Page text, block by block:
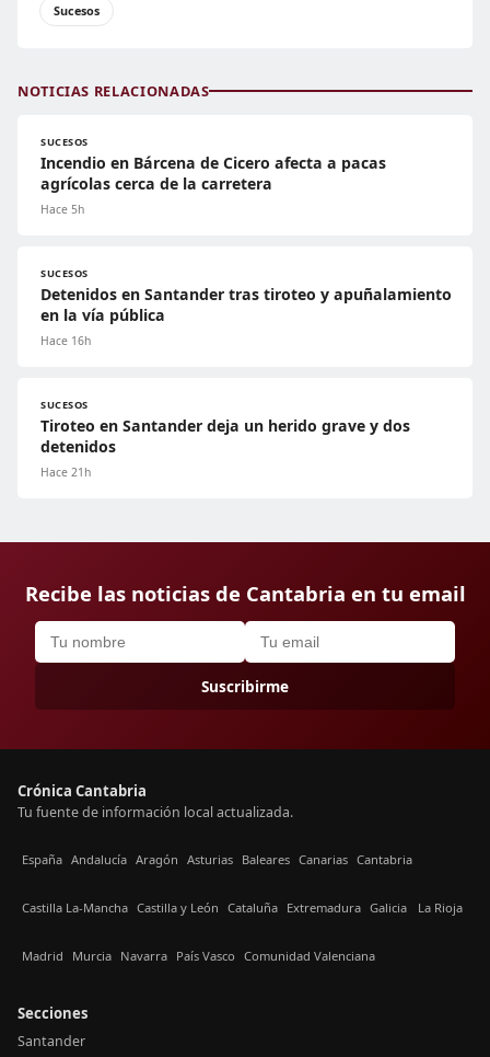
Sucesos
NOTICIAS RELACIONADAS
SUCESOS
Incendio en Bárcena de Cicero afecta a pacas
agrícolas cerca de la carretera
Hace 5h
SUCESOS
Detenidos en Santander tras tiroteo y apuñalamiento
en la vía pública
Hace 16h
SUCESOS
Tiroteo en Santander deja un herido grave y dos
detenidos
Hace 21h
Recibe las noticias de Cantabria en tu email
Suscribirme
Crónica Cantabria
Tu fuente de información local actualizada.
España Andalucía Aragón Asturias Baleares Canarias Cantabria
Castilla La-Mancha Castilla y León Cataluña Extremadura Galicia La Rioja
Madrid Murcia Navarra País Vasco Comunidad Valenciana
Secciones
Santander